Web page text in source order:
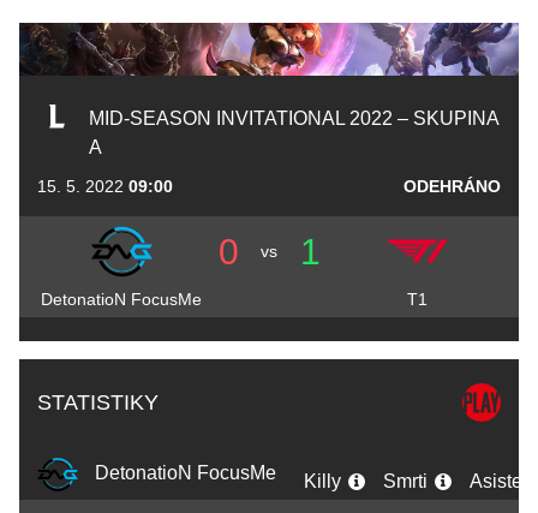
MID-SEASON INVITATIONAL 2022 – SKUPINA
A
15. 5. 2022 09:00 ODEHRÁNO
0 vs 1
DetonatioN FocusMe T1
STATISTIKY
DetonatioN FocusMe Killy Smrti